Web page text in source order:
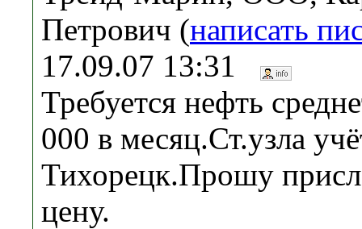
Петрович (написать
17.09.07 13:31
Требуется нефть
000 в месяц.Ст.узла
Тихорецк.Прошу
цену.